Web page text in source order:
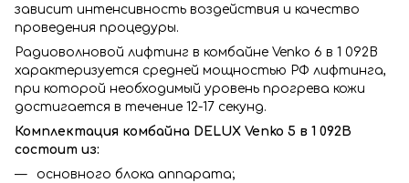
зависит интенсивность воздействия и качество
проведения процедуры.
Радиоволновой лифтинг в комбайне Venko 6 в 1 092B
характеризуется средней мощностью РФ лифтинга,
при которой необходимый уровень прогрева кожи
достигается в течение 12-17 секунд.
Комплектация комбайна DELUX Venko 5 в 1 092B
состоит из:
основного блока аппарата;